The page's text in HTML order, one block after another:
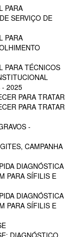
PARA
SERVIÇO DE
PARA
PARA TÉCNICOS
- 2025
PARA TRATAR
PARA TRATAR
-
CAMPANHA
DIAGNÓSTICA
PARA SÍFILIS E
DIAGNÓSTICA
PARA SÍFILIS E
DIAGNÓSTICO,